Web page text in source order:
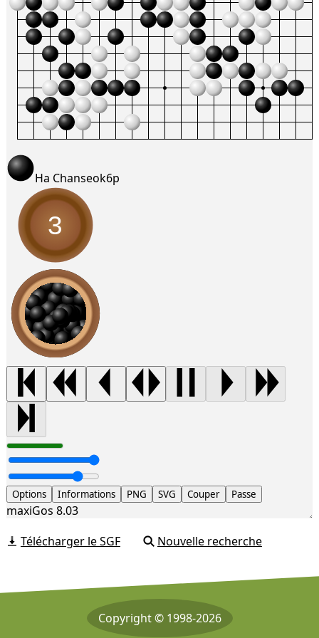
Ha Chanseok6p
3
Options Informations PNG SVG Couper Passe
maxiGos 8.03
Télécharger le SGF
Nouvelle recherche
Copyright © 1998-2026